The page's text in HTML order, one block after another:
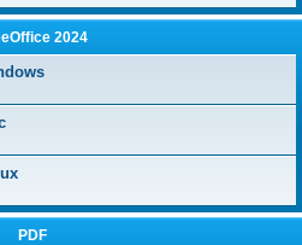
2024
PDF